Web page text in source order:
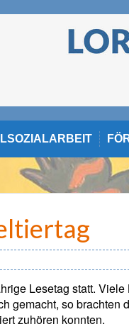
Lesetag statt.
gemacht, so brachten
zuhören konnten.